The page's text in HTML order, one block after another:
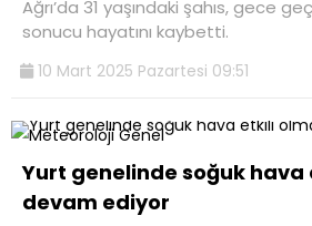
Ağrı’da 31 yaşındaki şahıs, gece
sonucu hayatını kaybetti.
10 Mart 2025 Pazartesi 09:51
Yurt genelinde soğuk
devam ediyor